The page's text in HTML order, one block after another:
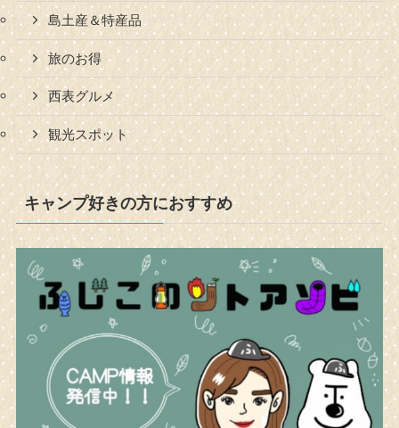
島土産＆特産品
旅のお得
西表グルメ
観光スポット
キャンプ好きの方におすすめ